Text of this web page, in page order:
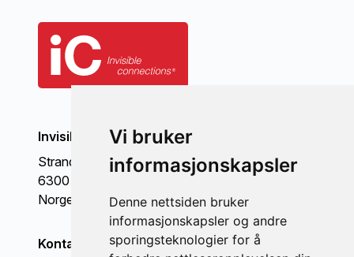
Vi bruker
informasjonskapsler
Denne nettsiden bruker
informasjonskapsler og andre
sporingsteknologier for å
Invisible Connections AS
Strandgata 98
6300 Åndalsnes
Norge
Kontakt oss